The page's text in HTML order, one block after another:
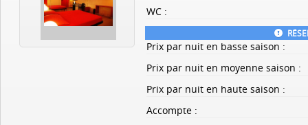
WC :
Prix par nuit en basse saison :
Prix par nuit en moyenne saison :
Prix par nuit en haute saison :
Accompte :